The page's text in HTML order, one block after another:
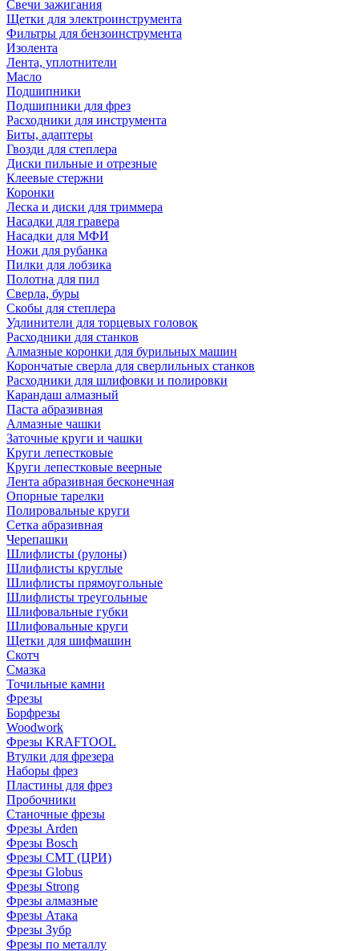
Свечи зажигания
Щетки для электроинструмента
Фильтры для бензоинструмента
Изолента
Лента, уплотнители
Масло
Подшипники
Подшипники для фрез
Расходники для инструмента
Биты, адаптеры
Гвозди для степлера
Диски пильные и отрезные
Клеевые стержни
Коронки
Леска и диски для триммера
Насадки для гравера
Насадки для МФИ
Ножи для рубанка
Пилки для лобзика
Полотна для пил
Сверла, буры
Скобы для степлера
Удлинители для торцевых головок
Расходники для станков
Алмазные коронки для бурильных машин
Корончатые сверла для сверлильных станков
Расходники для шлифовки и полировки
Карандаш алмазный
Паста абразивная
Алмазные чашки
Заточные круги и чашки
Круги лепестковые
Круги лепестковые веерные
Лента абразивная бесконечная
Опорные тарелки
Полировальные круги
Сетка абразивная
Черепашки
Шлифлисты (рулоны)
Шлифлисты круглые
Шлифлисты прямоугольные
Шлифлисты треугольные
Шлифовальные губки
Шлифовальные круги
Щетки для шифмашин
Скотч
Смазка
Точильные камни
Фрезы
Борфрезы
Woodwork
Фрезы KRAFTOOL
Втулки для фрезера
Наборы фрез
Пластины для фрез
Пробочники
Станочные фрезы
Фрезы Arden
Фрезы Bosch
Фрезы CMT (ЦРИ)
Фрезы Globus
Фрезы Strong
Фрезы алмазные
Фрезы Атака
Фрезы Зубр
Фрезы по металлу